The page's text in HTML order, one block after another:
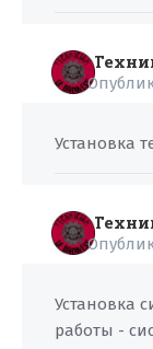
Установка
Установка
работы -